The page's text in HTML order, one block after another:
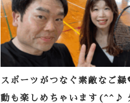
スポーツがつなぐ素敵なご
動も楽しめちゃいます(^^♪